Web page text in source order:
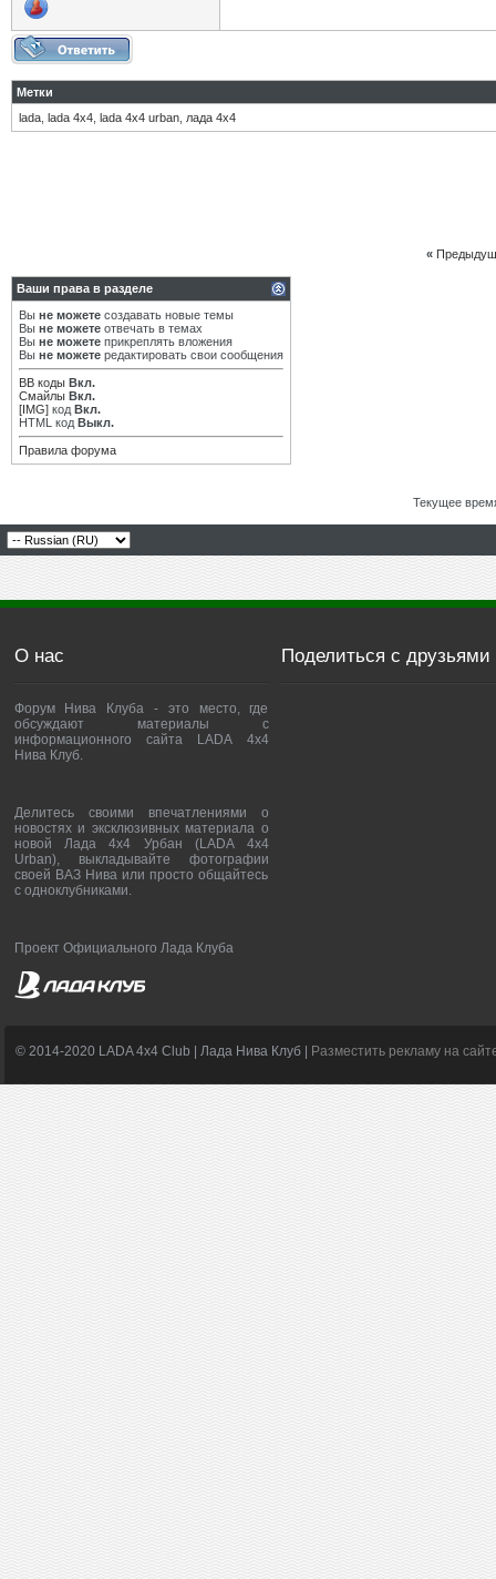
Метки
lada lada 4х4 lada 4х4 urban лада 4х4
«
Ваши права в разделе
Вы не можете создавать новые темы
Вы не можете отвечать в темах
Вы не можете прикреплять вложения
Вы не можете редактировать свои сообщения
BB коды Вкл.
Смайлы Вкл.
[IMG] код Вкл.
HTML код Выкл.
Правила форума
Текущее
О нас
Форум Нива Клуба - это место, где
обсуждают материалы с
информационного сайта LADA 4x4
Нива Клуб.
Делитесь своими впечатлениями о
новостях и эксклюзивных материала о
новой Лада 4х4 Урбан (LADA 4x4
Urban), выкладывайте фотографии
своей ВАЗ Нива или просто общайтесь
с одноклубниками.
Проект Официального Лада Клуба
Поделиться с друзьями
© 2014-2020 LADA 4x4 Club | Лада Нива Клуб | Разместить рекламу на